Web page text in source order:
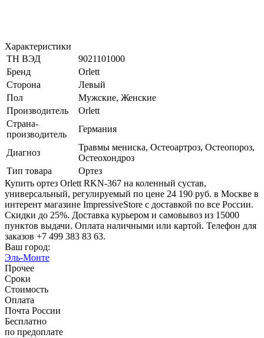
Характеристики
ТН ВЭД
9021101000
Бренд
Orlett
Сторона
Левый
Пол
Мужские, Женские
Производитель
Orlett
Страна-
производитель
Германия
Диагноз
Травмы мениска, Остеоартроз, Остеопороз,
Остеохондроз
Тип товара
Ортез
Купить ортез Orlett RKN-367 на коленный сустав,
универсальный, регулируемый по цене 24 190 руб. в Москве в
интерент магазине ImpressiveStore с доставкой по все России.
Скидки до 25%. Доставка курьером и самовывоз из 15000
пунктов выдачи. Оплата наличными или картой. Телефон для
заказов +7 499 383 83 63.
Ваш город:
Эль-Монте
Прочее
Сроки
Стоимость
Оплата
Почта России
Бесплатно
по предоплате